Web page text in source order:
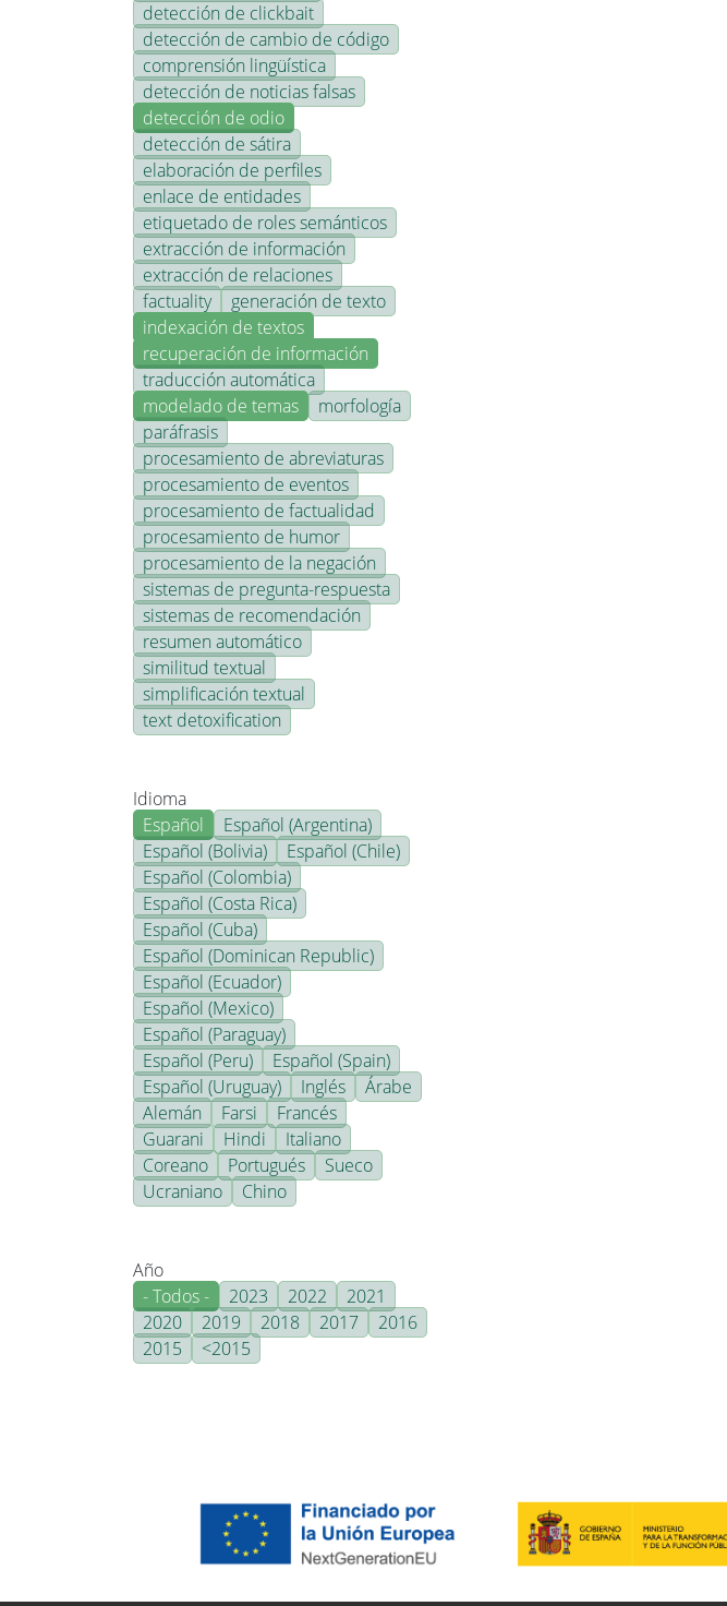
detección de clickbait
detección de cambio de código
comprensión lingüística
detección de noticias falsas
detección de odio
detección de sátira
elaboración de perfiles
enlace de entidades
etiquetado de roles semánticos
extracción de información
extracción de relaciones
factuality
generación de texto
indexación de textos
recuperación de información
traducción automática
modelado de temas
morfología
paráfrasis
procesamiento de abreviaturas
procesamiento de eventos
procesamiento de factualidad
procesamiento de humor
procesamiento de la negación
sistemas de pregunta-respuesta
sistemas de recomendación
resumen automático
similitud textual
simplificación textual
text detoxification
Idioma
Español
Español (Argentina)
Español (Bolivia)
Español (Chile)
Español (Colombia)
Español (Costa Rica)
Español (Cuba)
Español (Dominican Republic)
Español (Ecuador)
Español (Mexico)
Español (Paraguay)
Español (Peru)
Español (Spain)
Español (Uruguay)
Inglés
Árabe
Alemán
Farsi
Francés
Guarani
Hindi
Italiano
Coreano
Portugués
Sueco
Ucraniano
Chino
Año
- Todos -
2023 2022
2021
2020
2019 2018 2017
2016
2015
<2015